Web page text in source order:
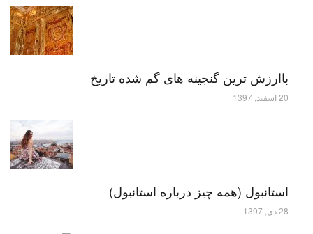
باارزش ترین گنجینه های گم شده تاریخ
20 اسفند, 1397
استانبول (همه چیز درباره استانبول)
28 دی, 1397